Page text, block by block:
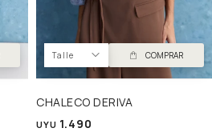
Talle COMPRAR
CHALECO DERIVA
UYU 1.490